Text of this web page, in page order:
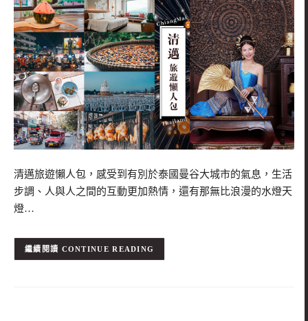
清邁旅遊懶人包，感受到有別於泰國曼谷大城市的氣息，生活
步調、人與人之間的互動更加熱情，還有那無比浪漫的水燈天
燈…
CONTINUE READING